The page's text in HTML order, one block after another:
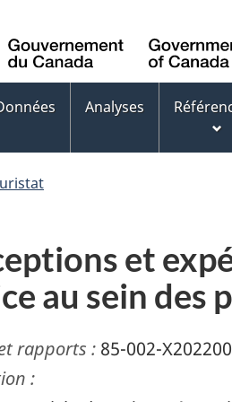
Analyses
et
au sein des
rapports : 85-002-
: